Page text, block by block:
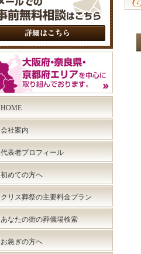
HOME
会社案内
代表者プロフィール
初めての方へ
クリス葬祭の主要料金プラン
あなたの街の葬儀場検索
お急ぎの方へ